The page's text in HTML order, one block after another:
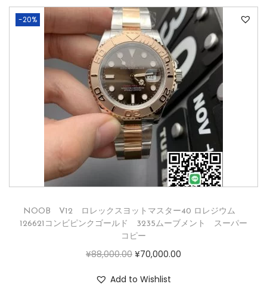
-20%
NOOB V12 ロレックスヨットマスター40 ロレジウム
126621コンビピンクゴールド 3235ムーブメント スーパー
コピー
¥88,000.00 ¥70,000.00
Add to Wishlist